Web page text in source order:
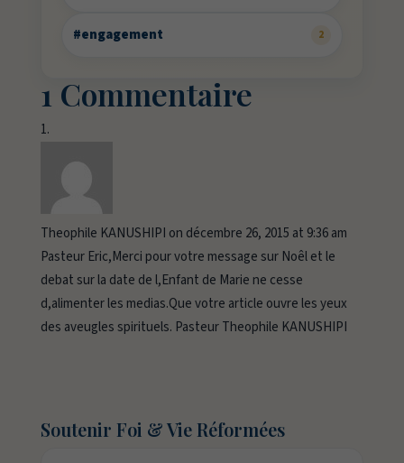
#engagement 2
1 Commentaire
Theophile KANUSHIPI on décembre 26, 2015 at 9:36 am
Pasteur Eric,Merci pour votre message sur Noêl et le
debat sur la date de l,Enfant de Marie ne cesse
d,alimenter les medias.Que votre article ouvre les yeux
des aveugles spirituels. Pasteur Theophile KANUSHIPI
Soutenir Foi & Vie Réformées